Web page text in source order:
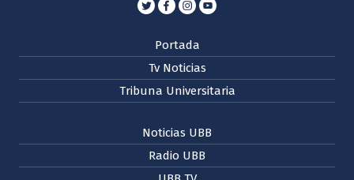
Portada
Tv Noticias
Tribuna Universitaria
Noticias UBB
Radio UBB